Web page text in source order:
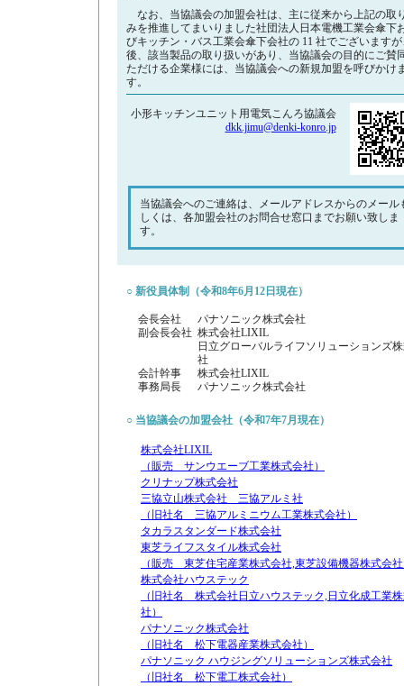
なお、当協議会の加盟会社は、主に従来から上記の取
みを推進してまいりました社団法人日本電機工業会傘下
びキッチン・バス工業会傘下会社の 11 社でございます
後、該当製品の取り扱いがあり、当協議会の目的にご賛
ただける企業様には、当協議会への新規加盟を呼びかけ
す。
小形キッチンユニット用電気こんろ協議会
dkk.jimu@denki-konro.jp
当協議会へのご連絡は、メールアドレスからのメール
しくは、各加盟会社のお問合せ窓口までお願い致しま
す。
○ 新役員体制（令和8年6月12日現在）
会長会社
パナソニック株式会社
副会長会社 株式会社LIXIL
日立グローバルライフソリューションズ
社
会計幹事
株式会社LIXIL
事務局長
パナソニック株式会社
○ 当協議会の加盟会社（令和7年7月現在）
株式会社LIXIL
（販売 サンウエーブ工業株式会社）
クリナップ株式会社
三協立山株式会社 三協アルミ社
（旧社名 三協アルミニウム工業株式会社）
タカラスタンダード株式会社
東芝ライフスタイル株式会社
（販売 東芝住宅産業株式会社,東芝設備機器株式会
株式会社ハウステック
（旧社名 株式会社日立ハウステック,日立化成工業
社）
パナソニック株式会社
（旧社名 松下電器産業株式会社）
パナソニック ハウジングソリューションズ株式会社
（旧社名 松下電工株式会社）